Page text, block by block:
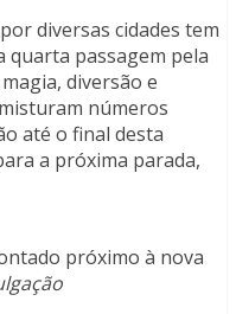
diversas cidades tem
quarta passagem pela
diversão e
números
até o final desta
a próxima parada,
próximo à nova